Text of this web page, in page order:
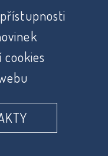
cookies